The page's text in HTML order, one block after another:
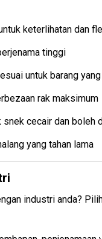
keterlihatan dan
tinggi
untuk barang
rak maksimum
snek cecair dan boleh
yang tahan lama
industri anda?